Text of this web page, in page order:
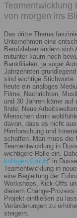
Teamentwicklung
von morgen ins
Das dritte Thema
Unternehmen eine
Berufsleben ändern
mitunter kaum noch
Bankfilialen, ja sogar
Jahrzehnten
sind wichtige
heute ein analoges
Filme, Nachrichten,
und 30 Jahren käme
finde: Neue
Menschen darin
davon, dass es nicht
Hirnforschung und
schaffen. Man muss die
Teamentwicklung in
wichtigere Rolle ein.
kollegen GmbH“ in
Teamentwicklung in
eine Begleitung der
Workshops, Kick-Offs
diesem Change-
Projekt einfließen zu
Veränderungen zu
steigern.